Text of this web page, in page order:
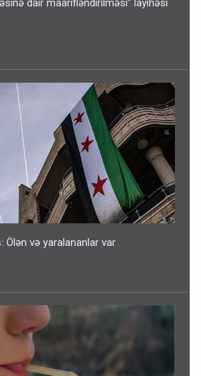
dair maarifləndirilməsi” layihəsi
Ölən və yaralananlar var